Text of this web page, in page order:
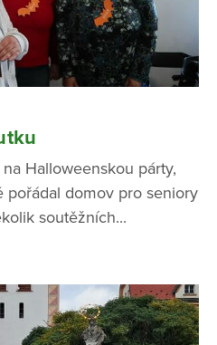
Halloweenskou párty,
domov pro seniory
soutěžních...